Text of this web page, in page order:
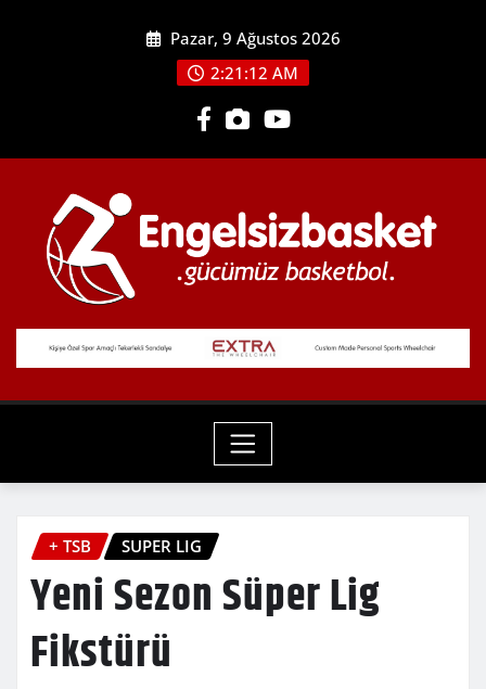
Pazar, 9 Ağustos 2026
2:21:14 AM
+ TSB SUPER LIG
Yeni Sezon Süper Lig
Fikstürü